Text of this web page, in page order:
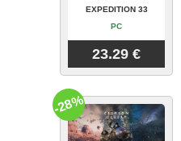
EXPEDITION 33
PC
23.29 €
-28%